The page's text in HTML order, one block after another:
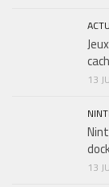
13
13